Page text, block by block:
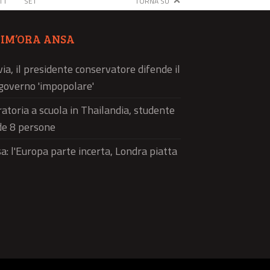
ANSA
il presidente conservatore difende il
'impopolare'
a scuola in Thailandia, studente
8 persone
l'Europa parte incerta, Londra piatta